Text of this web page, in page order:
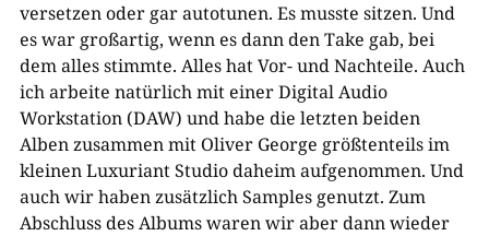
versetzen oder gar autotunen. Es musste sitzen. Und
es war großartig, wenn es dann den Take gab, bei
dem alles stimmte. Alles hat Vor- und Nachteile. Auch
ich arbeite natürlich mit einer Digital Audio
Workstation (DAW) und habe die letzten beiden
Alben zusammen mit Oliver George größtenteils im
kleinen Luxuriant Studio daheim aufgenommen. Und
auch wir haben zusätzlich Samples genutzt. Zum
Abschluss des Albums waren wir aber dann wieder